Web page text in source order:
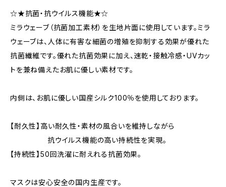
☆★抗菌・抗ウイルス機能★☆
ミラウェーブ（抗菌加工素材）を生地片面に使用しています。ミラ
ウェーブは、人体に有害な細菌の増殖を抑制する効果が優れた
抗菌繊維です。優れた抗菌効果に加え、速乾・接触冷感・UVカッ
トを兼ね備えたお肌に優しい素材です。
内側は、お肌に優しい国産シルク100％を使用しております。
【耐久性】高い耐久性・素材の風合いを維持しながら
抗ウイルス機能の高い持続性を実現。
【持続性】50回洗濯に耐えれる抗菌効果。
マスクは安心安全の国内生産です。